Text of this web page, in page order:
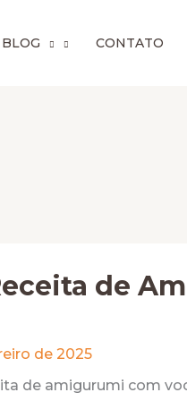
BLOG CONTATO
de
de 2025
de amigurumi com